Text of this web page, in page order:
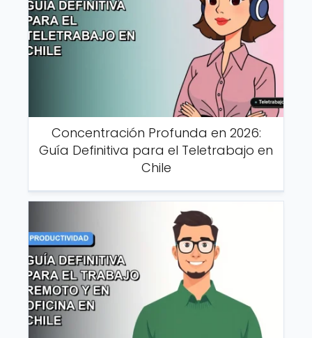
Concentración Profunda en 2026:
Guía Definitiva para el Teletrabajo en
Chile